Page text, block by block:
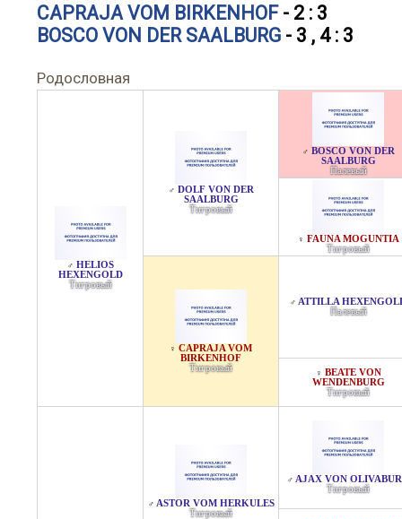
CAPRAJA VOM BIRKENHOF- 2 : 3
BOSCO VON DER SAALBURG - 3 , 4 : 3
Родословная
♂ HELIOS
HEXENGOLD
Тигровый
♂ DOLF VON DER
SAALBURG
Тигровый
♂ BOSCO VON DER
SAALBURG
Палевый
♀ FAUNA MOGUNTIA
Тигровый
♀ CAPRAJA VOM
BIRKENHOF
Тигровый
♂ ATTILLA
Палевый
♀ BEATE VON
WENDENBURG
Тигровый
♂ ASTOR VOM HERKULES
Тигровый
♂ AJAX VON
Тигровый